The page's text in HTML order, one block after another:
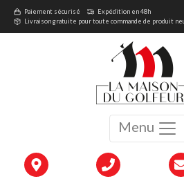
Menu
Paiement sécurisé
Expédition en 48h
Livraison gratuite pour toute commande de produit